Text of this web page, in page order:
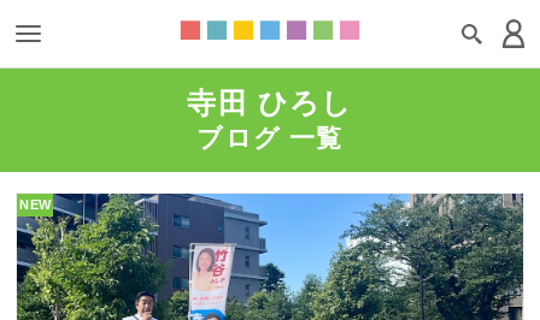
寺田 ひろし
ブログ 一覧
NEW